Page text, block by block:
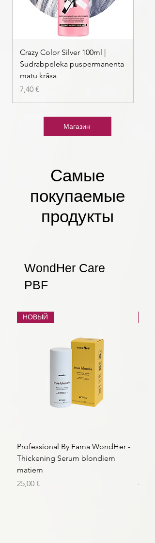
Crazy Color Silver 100ml |
Sudrabpelēka puspermanenta
matu krāsa
Цена
7,40 €
Магазин
Самые
покупаемые
продукты
WondHer Care
PBF
НОВЫЙ
Professional By Fama WondHer -
Thickening Serum blondiem
matiem
Цена
25,00 €
Цена
43,56